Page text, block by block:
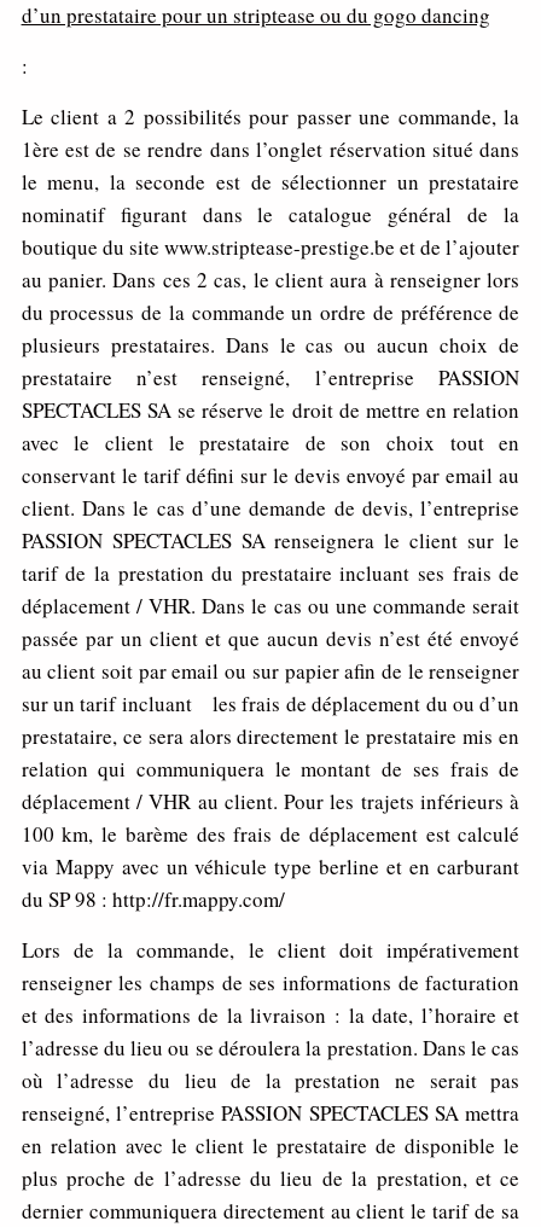
d’un prestataire pour un striptease ou du gogo dancing
:
Le client a 2 possibilités pour passer une commande, la
1ère est de se rendre dans l’onglet réservation situé dans
le menu, la seconde est de sélectionner un prestataire
nominatif figurant dans le catalogue général de la
boutique du site www.striptease-prestige.be et de l’ajouter
au panier. Dans ces 2 cas, le client aura à renseigner lors
du processus de la commande un ordre de préférence de
plusieurs prestataires. Dans le cas ou aucun choix de
prestataire n’est renseigné, l’entreprise PASSION
SPECTACLES SA se réserve le droit de mettre en relation
avec le client le prestataire de son choix tout en
conservant le tarif défini sur le devis envoyé par email au
client. Dans le cas d’une demande de devis, l’entreprise
PASSION SPECTACLES SA renseignera le client sur le
tarif de la prestation du prestataire incluant ses frais de
déplacement / VHR. Dans le cas ou une commande serait
passée par un client et que aucun devis n’est été envoyé
au client soit par email ou sur papier afin de le renseigner
sur un tarif incluant les frais de déplacement du ou d’un
prestataire, ce sera alors directement le prestataire mis en
relation qui communiquera le montant de ses frais de
déplacement / VHR au client. Pour les trajets inférieurs à
100 km, le barème des frais de déplacement est calculé
via Mappy avec un véhicule type berline et en carburant
du SP 98 : http://fr.mappy.com/
Lors de la commande, le client doit impérativement
renseigner les champs de ses informations de facturation
et des informations de la livraison : la date, l’horaire et
l’adresse du lieu ou se déroulera la prestation. Dans le cas
où l’adresse du lieu de la prestation ne serait pas
renseigné, l’entreprise PASSION SPECTACLES SA mettra
en relation avec le client le prestataire de disponible le
plus proche de l’adresse du lieu de la prestation, et ce
dernier communiquera directement au client le tarif de sa